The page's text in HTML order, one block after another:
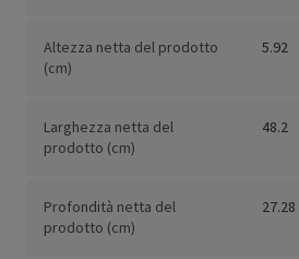
Altezza netta del prodotto
(cm)
5.92
Larghezza netta del
prodotto (cm)
48.2
Profondità netta del
prodotto (cm)
27.28